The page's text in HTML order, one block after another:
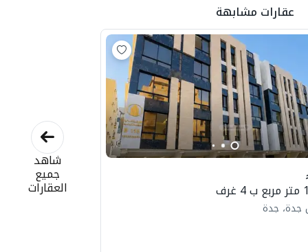
عقارات مشابهة
جدة، جدة
شاهد
جميع
العقارات